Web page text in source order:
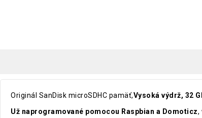
Originál SanDisk microSDHC pamäť,Vysoká výdrž, 32
Už naprogramované pomocou Raspbian a Domoticz,